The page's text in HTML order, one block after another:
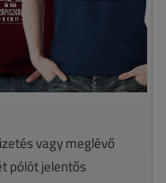
vagy meglévő
pólót jelentős